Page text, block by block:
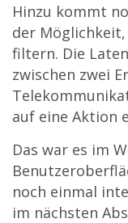
Hinzu kommt
der
filtern. Die
zwischen zwei
auf eine Aktion
Das war es im
noch einmal
im nächsten